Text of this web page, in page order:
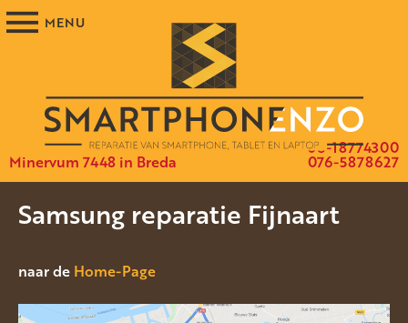
Minervum 7448 in Breda 076-5878627
06-18774300
Samsung reparatie Fijnaart
naar de Home-Page